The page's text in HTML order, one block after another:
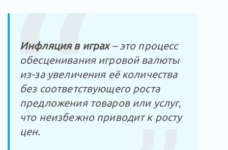
Инфляция в играх– это процесс
обесценивания игровой валюты
из-за увеличения её количества
без соответствующего роста
предложения товаров или услуг,
что неизбежно приводит к росту
цен.